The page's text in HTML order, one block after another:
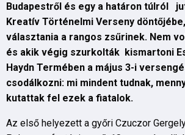
Budapestről és egy a határon túlról
Kreatív Történelmi Verseny
választania a rangos zsűrinek. Nem
és akik végig szurkolták kismartoni
Haydn Termében a május 3-i
csodálkozni: mi mindent tudnak,
kutattak fel ezek a fiatalok.
Az első helyezett a győri Czuczor